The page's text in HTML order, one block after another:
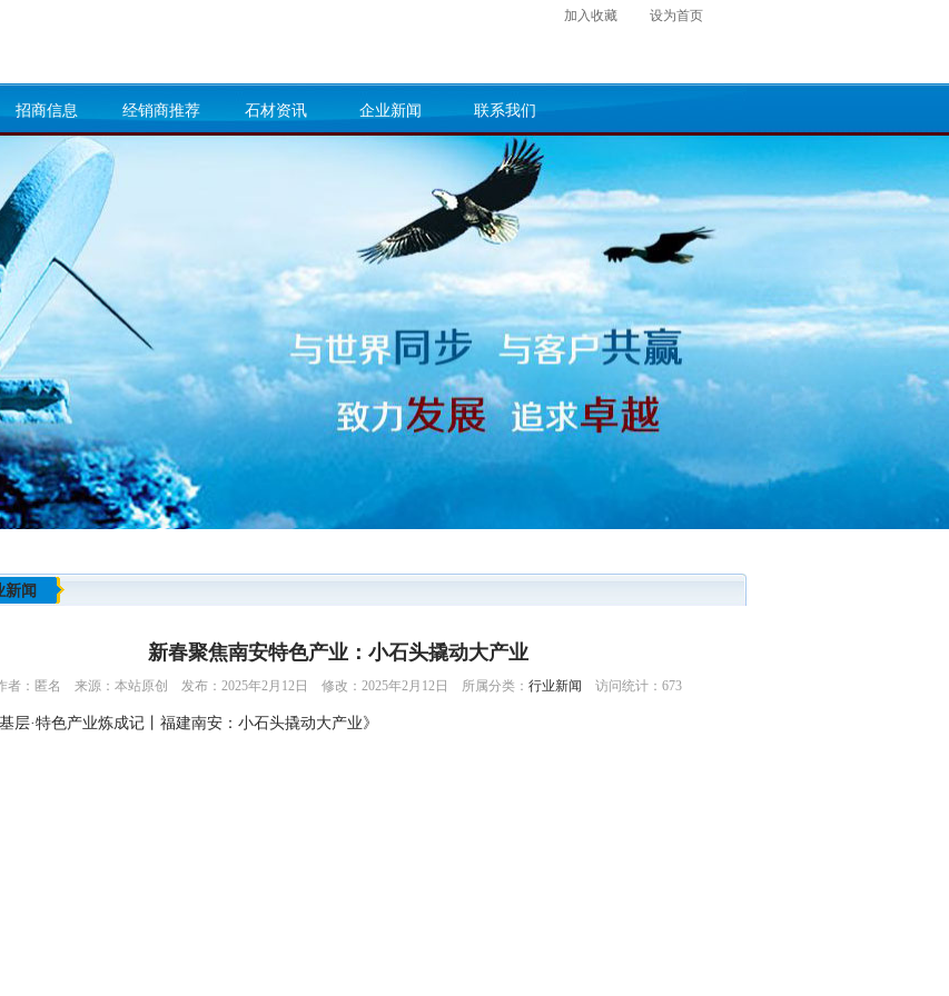
加入收藏 设为首页
招商信息 经销商推荐 石材资讯 企业新闻 联系我们
新闻
新春聚焦南安特色产业：小石头撬动大产业
者：匿名 来源：本站原创 发布：2025年2月12日 修改：2025年2月12日 所属分类： 行业新闻 访问统计： 673
层·特色产业炼成记丨福建南安：小石头撬动大产业》